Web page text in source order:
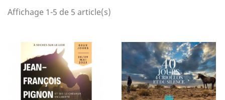
Affichage 1-5 de 5 article(s)